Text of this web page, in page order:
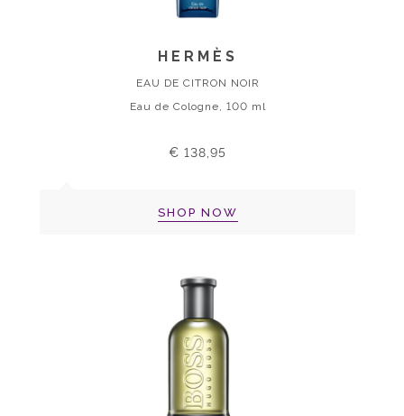
HERMÈS
EAU DE CITRON NOIR
Eau de Cologne, 100 ml
€ 138,95
SHOP NOW